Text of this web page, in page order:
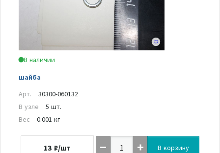
В наличии
шайба
Арт.
30300-060132
В узле
5 шт.
Вес
0.001 кг
13 ₽/шт В корзину